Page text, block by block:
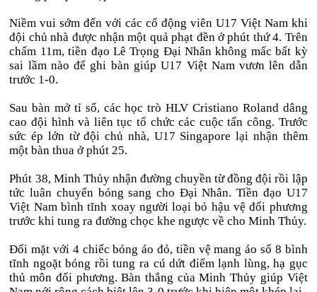
Niềm vui sớm đến với các cổ động viên U17 Việt Nam khi
đội chủ nhà được nhận một quả phạt đền ở phút thứ 4. Trên
chấm 11m, tiền đạo Lê Trọng Đại Nhân không mấc bất kỳ
sai lầm nào để ghi bàn giúp U17 Việt Nam vươn lên dẫn
trước 1-0.
Sau bàn mở tỉ số, các học trò HLV Cristiano Roland dâng
cao đội hình và liên tục tổ chức các cuộc tấn công. Trước
sức ép lớn từ đội chủ nhà, U17 Singapore lại nhận thêm
một bàn thua ở phút 25.
Phút 38, Minh Thủy nhận đường chuyền từ đồng đội rồi lập
tức luân chuyển bóng sang cho Đại Nhân. Tiền đạo U17
Việt Nam bình tĩnh xoay người loại bỏ hậu vệ đối phương
trước khi tung ra đường chọc khe ngược về cho Minh Thủy.
Đối mặt với 4 chiếc bóng áo đỏ, tiền vệ mang áo số 8 bình
tĩnh ngoặt bóng rồi tung ra cú dứt điểm lạnh lùng, hạ gục
thủ môn đối phương. Bàn thắng của Minh Thủy giúp Việt